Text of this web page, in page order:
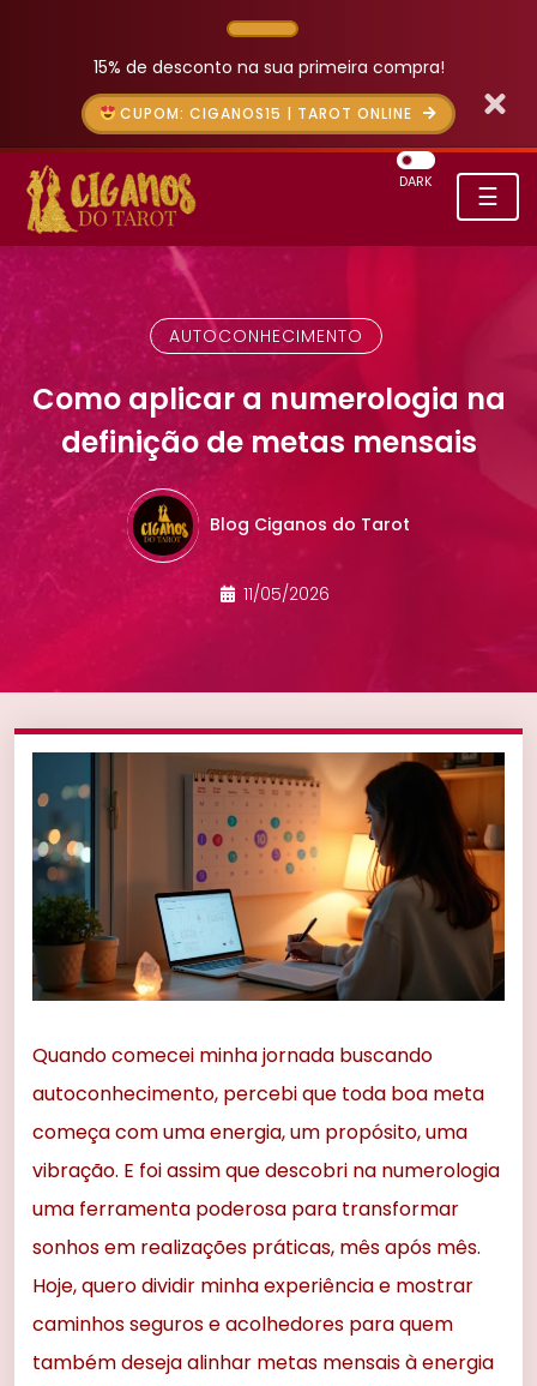
15% de desconto na sua primeira compra!
CUPOM: CIGANOS15 | TAROT ONLINE
☰
DARK
AUTOCONHECIMENTO
Como aplicar a numerologia na
definição de metas mensais
Blog Ciganos do Tarot
11/05/2026
Quando comecei minha jornada buscando
autoconhecimento, percebi que toda boa meta
começa com uma energia, um propósito, uma
vibração. E foi assim que descobri na numerologia
uma ferramenta poderosa para transformar
sonhos em realizações práticas, mês após mês.
Hoje, quero dividir minha experiência e mostrar
caminhos seguros e acolhedores para quem
também deseja alinhar metas mensais à energia